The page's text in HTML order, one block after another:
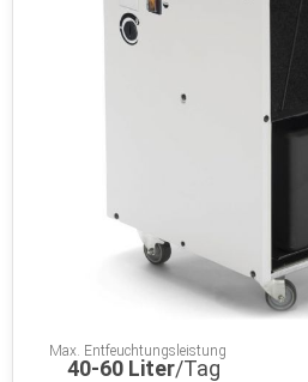
Max. Entfeuchtungsleistung
40-60 Liter/Tag